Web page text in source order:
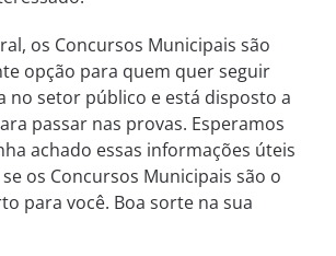
os Concursos Municipais são
opção para quem quer seguir
no setor público e está disposto a
passar nas provas. Esperamos
achado essas informações úteis
os Concursos Municipais são o
para você. Boa sorte na sua